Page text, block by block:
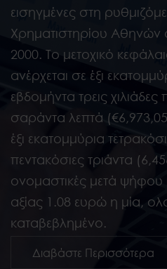
εισηγμένες στη
Χρηματιστηρίου Αθηνών
2000. Το μετοχικό
ανέρχεται σε έξι
εβδομήντα τρεις
σαράντα λεπτά
έξι εκατομμύρια
πεντακόσιες τριάντα
ονομαστικές μετά ψήφου
αξίας 1.08 ευρώ η μία,
καταβεβλημένο.
Διαβάστε Περισσότερα